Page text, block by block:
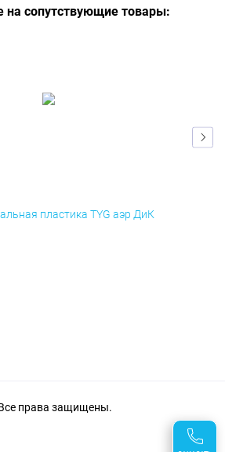
на сопутствующие товары:
пластика TYG аэр ДиК
права защищены.